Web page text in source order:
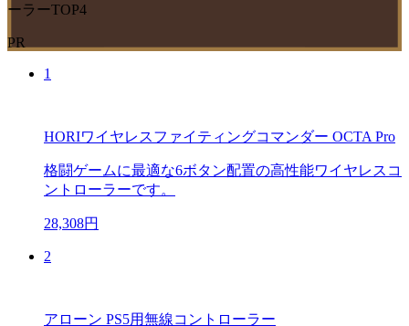
ーラーTOP4
PR
1
HORIワイヤレスファイティングコマンダー OCTA Pro
格闘ゲームに最適な6ボタン配置の高性能ワイヤレスコ
ントローラーです。
28,308円
2
アローン PS5用無線コントローラー